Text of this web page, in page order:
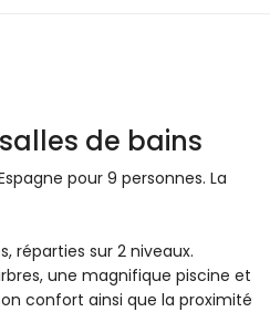
de bains
pour 9 personnes. La
réparties sur 2 niveaux.
une magnifique piscine et
confort ainsi que la proximité